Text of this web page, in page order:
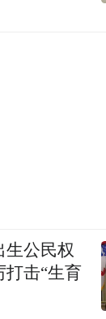
生公民权
打击“生育